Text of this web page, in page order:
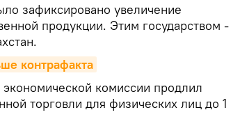
зафиксировано увеличение
продукции. Этим государством -
контрафакта
комиссии продлил
торговли для физических лиц до 1